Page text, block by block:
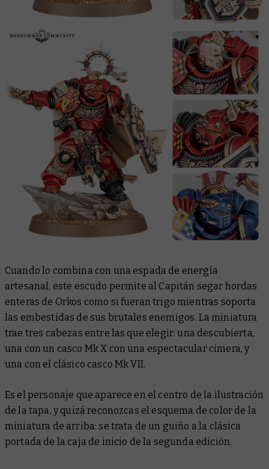
Cuando lo combina con una espada de energía
artesanal, este escudo permite al Capitán segar hordas
enteras de Orkos como si fueran trigo mientras soporta
las embestidas de sus brutales enemigos. La miniatura
trae tres cabezas entre las que elegir: una descubierta,
una con un casco Mk X con una espectacular cimera, y
una con el clásico casco Mk VII.
Es el personaje que aparece en el centro de la ilustración
de la tapa, y quizá reconozcas el esquema de color de la
miniatura de arriba: se trata de un guiño a la clásica
portada de la caja de inicio de la segunda edición.